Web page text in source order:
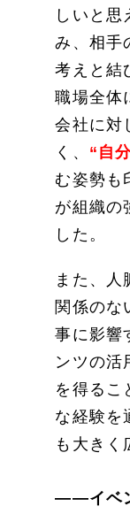
しいと思
み、相手
考えと結
職場全体
会社に対
く、 “自
む姿勢も
が組織の
した。
また、人
関係のな
事に影響
ンツの活
を得るこ
な経験を
も大きく
——イベ